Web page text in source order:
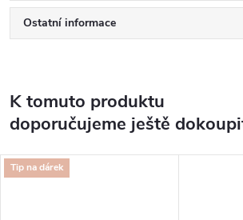
Ostatní informace
K tomuto produktu
doporučujeme ještě
Tip na dárek